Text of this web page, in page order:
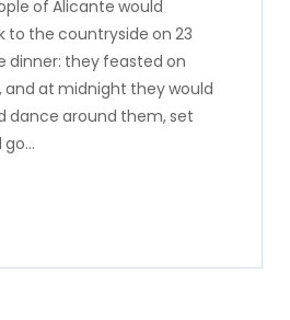
of Alicante would
to the countryside on 23
dinner: they feasted on
at midnight they would
dance around them, set
go…